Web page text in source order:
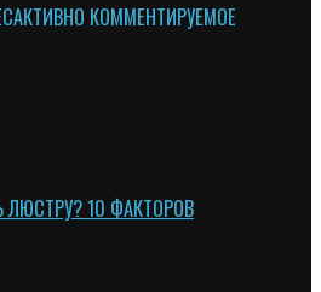
АКТИВНО КОММЕНТИРУЕМОЕ
10 ФАКТОРОВ